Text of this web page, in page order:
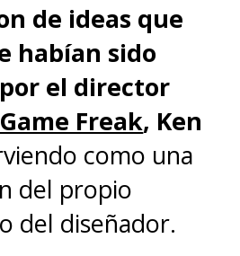
de ideas que
habían sido
el director
Game Freak, Ken
como una
del propio
del diseñador.